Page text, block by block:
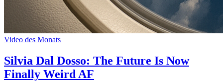
Video des Monats
Silvia Dal Dosso: The Future Is Now
Finally Weird AF